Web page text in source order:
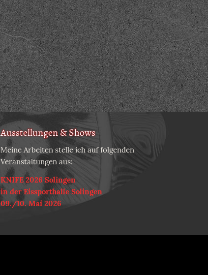
Ausstellungen & Shows
Meine Arbeiten stelle ich auf folgenden
Veranstaltungen aus:
KNIFE 2026 Solingen
in der Eissporthalle Solingen
09./10. Mai 2026